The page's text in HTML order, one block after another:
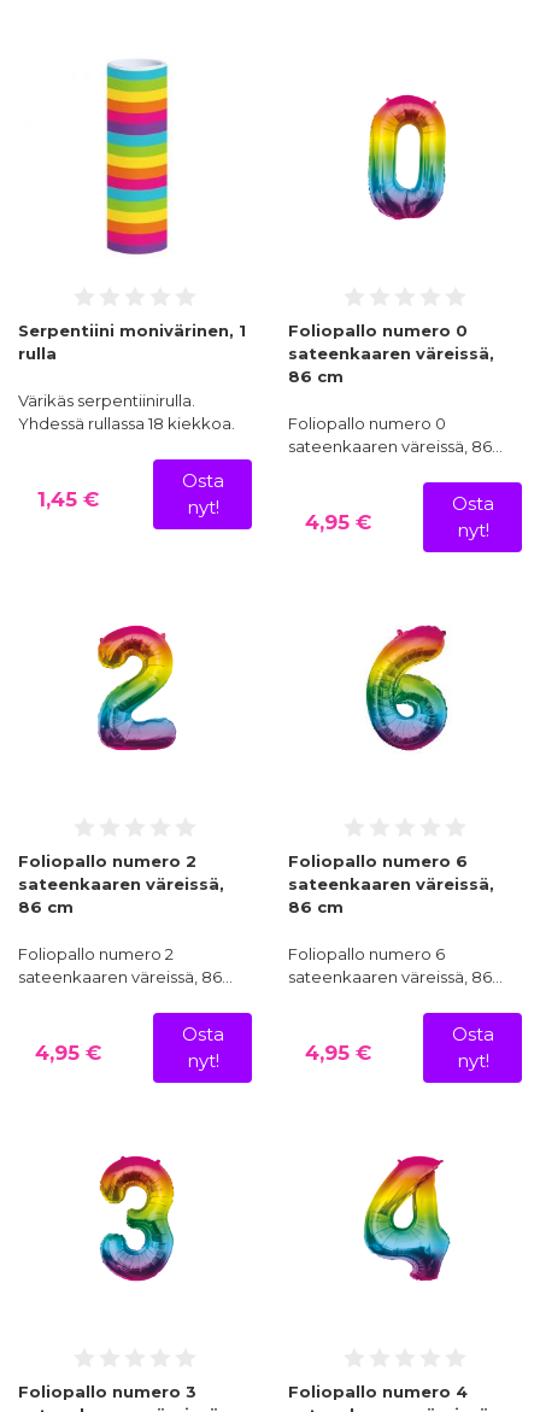
Serpentiini monivärinen, 1
rulla
Värikäs serpentiinirulla.
Yhdessä rullassa 18 kiekkoa.
1,45 €
Osta
nyt!
Foliopallo numero 0
sateenkaaren väreissä,
86 cm
Foliopallo numero 0
sateenkaaren väreissä, 86…
4,95 €
Osta
nyt!
Foliopallo numero 2
sateenkaaren väreissä,
86 cm
Foliopallo numero 2
sateenkaaren väreissä, 86…
4,95 €
Osta
nyt!
Foliopallo numero 6
sateenkaaren väreissä,
86 cm
Foliopallo numero 6
sateenkaaren väreissä, 86…
4,95 €
Osta
nyt!
Foliopallo numero 3
Foliopallo numero 4